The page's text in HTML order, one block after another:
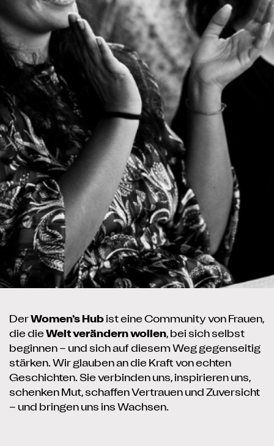
Der Women’s Hub ist eine Community von Frauen,
die die Welt verändern wollen, bei sich selbst
beginnen – und sich auf diesem Weg gegenseitig
stärken. Wir glauben an die Kraft von echten
Geschichten. Sie verbinden uns, inspirieren uns,
schenken Mut, schaffen Vertrauen und Zuversicht
– und bringen uns ins Wachsen.